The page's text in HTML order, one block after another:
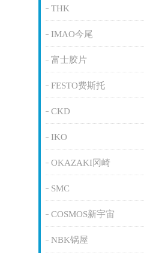
THK
IMAO今尾
富士胶片
FESTO费斯托
CKD
IKO
OKAZAKI冈崎
SMC
COSMOS新宇宙
NBK锅屋